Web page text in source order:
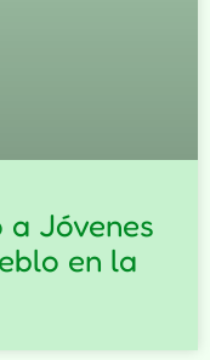
Jóvenes
en la